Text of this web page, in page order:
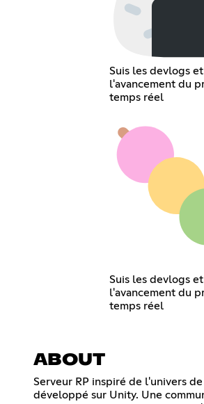
Suis les devlogs et
l'avancement du
temps réel
Suis les devlogs et
l'avancement du
temps réel
ABOUT
Serveur RP inspiré de l'univers
développé sur Unity. Une